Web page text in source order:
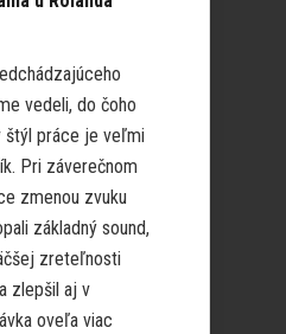
vedeli, do čoho
štýl práce je veľmi
Pri záverečnom
zmenou zvuku
základný sound,
zreteľnosti
zlepšil aj v
oveľa viac